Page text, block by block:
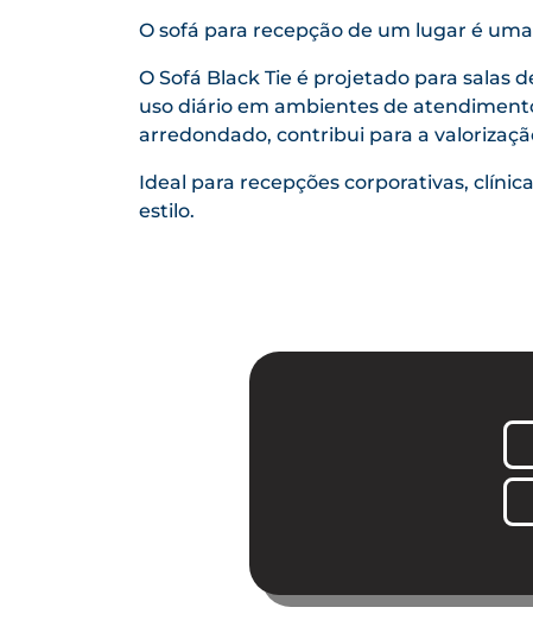
O sofá para recepção de um lugar é
O Sofá Black Tie é projetado para
uso diário em ambientes de
arredondado, contribui para a
Ideal para recepções corporativas,
estilo.